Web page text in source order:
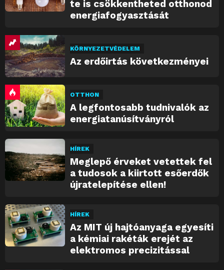
te is csökkentheted otthonod
energiafogyasztását
KÖRNYEZETVÉDELEM
Az erdőirtás következményei
OTTHON
A legfontosabb tudnivalók az
energiatanúsítványról
HÍREK
Meglepő érveket vetettek fel
a tudosok a kiirtott esőerdők
újratelepítése ellen!
HÍREK
Az MIT új hajtóanyaga egyesíti
a kémiai rakéták erejét az
elektromos precizitással